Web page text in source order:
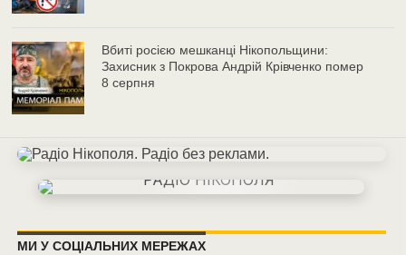
Вбиті росією мешканці Нікопольщини:
Захисник з Покрова Андрій Крівченко помер
8 серпня
МИ У СОЦІАЛЬНИХ МЕРЕЖАХ